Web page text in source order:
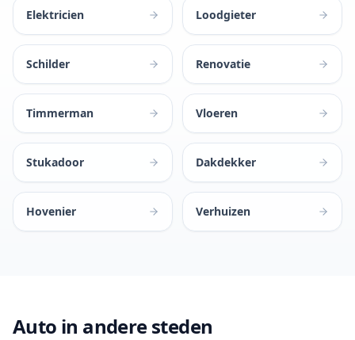
Elektricien Loodgieter
Schilder Renovatie
Timmerman Vloeren
Stukadoor Dakdekker
Hovenier Verhuizen
Auto in andere steden